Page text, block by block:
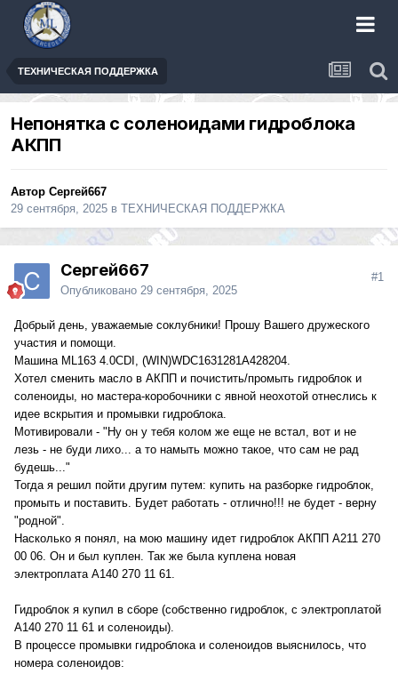
ТЕХНИЧЕСКАЯ ПОДДЕРЖКА
Непонятка с соленоидами гидроблока
АКПП
Автор Сергей667
29 сентября, 2025 в ТЕХНИЧЕСКАЯ ПОДДЕРЖКА
Сергей667
Опубликовано 29 сентября, 2025
#1
Добрый день, уважаемые соклубники! Прошу Вашего дружеского
участия и помощи.
Машина ML163 4.0CDI, (WIN)WDC1631281A428204.
Хотел сменить масло в АКПП и почистить/промыть гидроблок и
соленоиды, но мастера-коробочники с явной неохотой отнеслись к
идее вскрытия и промывки гидроблока.
Мотивировали - "Ну он у тебя колом же еще не встал, вот и не
лезь - не буди лихо... а то намыть можно такое, что сам не рад
будешь..."
Тогда я решил пойти другим путем: купить на разборке гидроблок,
промыть и поставить. Будет работать - отлично!!! не будет - верну
"родной".
Насколько я понял, на мою машину идет гидроблок АКПП А211 270
00 06. Он и был куплен. Так же была куплена новая
электроплата А140 270 11 61.
Гидроблок я купил в сборе (собственно гидроблок, с электроплатой
А140 270 11 61 и соленоиды).
В процессе промывки гидроблока и соленоидов выяснилось, что
номера соленоидов: